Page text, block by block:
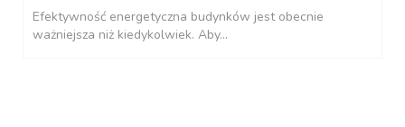
Efektywność energetyczna budynków jest obecnie
ważniejsza niż kiedykolwiek. Aby...